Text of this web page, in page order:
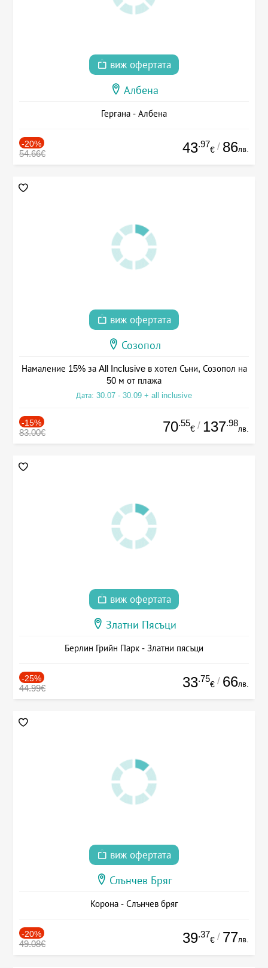
виж офертата
Албена
Гергана - Албена
-20%
54.66€ 43.97
€ / 86лв.
виж офертата
Созопол
Намаление 15% за All Inclusive в хотел Съни, Созопол на
50 м от плажа
Дата: 30.07 - 30.09 + all inclusive
-15%
83.00€ 70.55
€ / 137.98
лв.
виж офертата
Златни Пясъци
Берлин Грийн Парк - Златни пясъци
-25%
44.99€ 33.75
€ / 66лв.
виж офертата
Слънчев Бряг
Корона - Слънчев бряг
-20%
49.08€ 39.37
€ / 77лв.